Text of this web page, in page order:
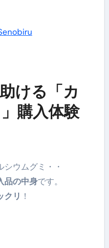
ける「カ
購入体験
ウムグミ・・
品の中身です。
クリ ！